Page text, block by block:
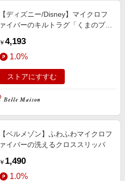
【ディズニー/Disney】マイクロフ
ァイバーのキルトラグ「くまのプー
￥ 4,193
1.0%
ストアにすすむ
【ベルメゾン】ふわふわマイクロフ
ァイバーの洗えるクロススリッパ
￥ 1,490
1.0%